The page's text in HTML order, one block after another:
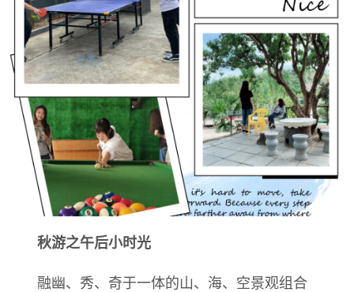
秋游之午后小时光
融幽、秀、奇于一体的山、海、空景观组合